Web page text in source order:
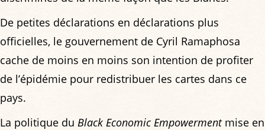
De petites déclarations en déclarations plus
officielles, le gouvernement de Cyril Ramaphosa
cache de moins en moins son intention de profiter
de l’épidémie pour redistribuer les cartes dans ce
pays.
La politique du Black Economic Empowermentmise en